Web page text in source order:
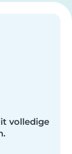
volledige